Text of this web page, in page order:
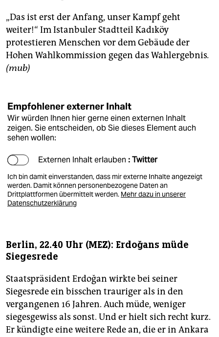
„Das ist erst der Anfang, unser Kampf geht
weiter!“ Im Istanbuler Stadtteil Kadıköy
protestieren Menschen vor dem Gebäude der
Hohen Wahlkommission gegen das Wahlergebnis.
(mub)
Empfohlener externer Inhalt
Wir würden Ihnen hier gerne einen externen Inhalt
zeigen. Sie entscheiden, ob Sie dieses Element auch
sehen wollen:
Externen Inhalt erlauben : Twitter
Ich bin damit einverstanden, dass mir externe Inhalte angezeigt
werden. Damit können personenbezogene Daten an
Drittplattformen übermittelt werden. Mehr dazu in unserer
Datenschutzerklärung
Berlin, 22.40 Uhr (MEZ): Erdoğans müde
Siegesrede
Staatspräsident Erdoğan wirkte bei seiner
Siegesrede ein bisschen trauriger als in den
vergangenen 16 Jahren. Auch müde, weniger
siegesgewiss als sonst. Und er hielt sich recht kurz.
Er kündigte eine weitere Rede an, die er in Ankara